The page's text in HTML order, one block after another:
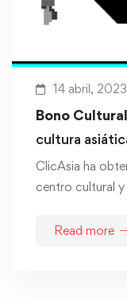
14 abril, 2023
Bono
cultura
ClicAsia ha
centro cultural
Read more